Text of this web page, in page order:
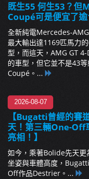
既生55 何生53？但
Coupé可是便宜了逾
全新純電Mercedes-
最大輸出達1169匹馬力
型，而這天，AMG GT
的車型，但它並不是43
Coupé。...
2026-08-07
【Bugatti曾經的賽
天！第三輛One-
亮相！】
如今，乘著Bolide先天更
坐姿與車體高度，
Off作品Destrier。...